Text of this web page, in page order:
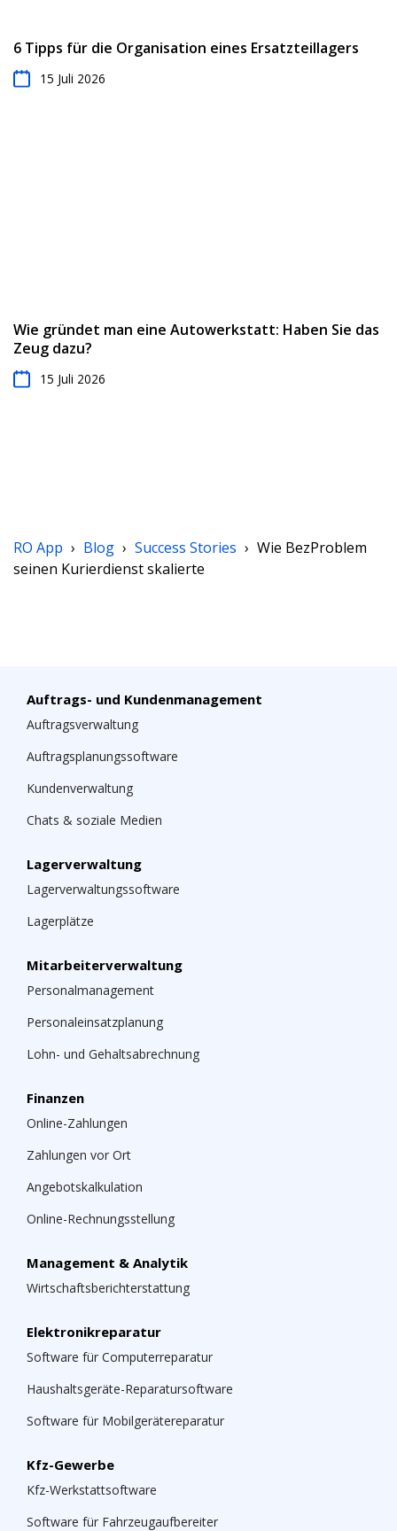
6 Tipps für die Organisation eines Ersatzteillagers
15 Juli 2026
Wie gründet man eine Autowerkstatt: Haben Sie das
Zeug dazu?
15 Juli 2026
RO App › Blog › Success Stories › Wie BezProblem
seinen Kurierdienst skalierte
Auftrags- und Kundenmanagement
Auftragsverwaltung
Auftragsplanungssoftware
Kundenverwaltung
Chats & soziale Medien
Lagerverwaltung
Lagerverwaltungssoftware
Lagerplätze
Mitarbeiterverwaltung
Personalmanagement
Personaleinsatzplanung
Lohn- und Gehaltsabrechnung
Finanzen
Online-Zahlungen
Zahlungen vor Ort
Angebotskalkulation
Online-Rechnungsstellung
Management & Analytik
Wirtschaftsberichterstattung
Elektronikreparatur
Software für Computerreparatur
Haushaltsgeräte-Reparatursoftware
Software für Mobilgerätereparatur
Kfz-Gewerbe
Kfz-Werkstattsoftware
Software für Fahrzeugaufbereiter